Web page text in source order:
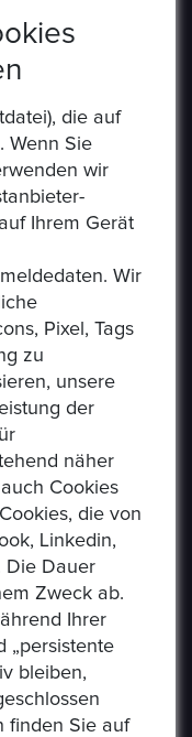
Benutzer
Plattform in den
kaufen und
einen
Mit diesem
entfernt von
befinden
in Euro
die auf
Wenn Sie
wir
Ihrem Gerät
Wir
Pixel, Tags
zu
unsere
der
näher
Cookies
die von
Linkedin,
Die Dauer
Zweck ab.
Ihrer
„persistente
bleiben,
finden Sie auf